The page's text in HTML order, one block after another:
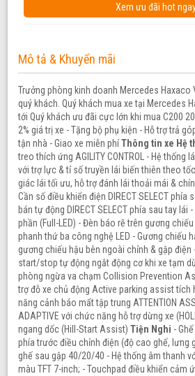
Xem ưu đãi hot
Mô tả & Khuyến mãi
Trưởng phòng kinh doanh Mercedes Haxaco
quý khách. Quý khách mua xe tại Mercedes
tới Quý khách ưu đãi cực lớn khi mua C200
2% giá trị xe - Tặng bộ phụ kiện - Hỗ trợ trả
tận nhà - Giao xe miễn phíThông tin xe Hệ
treo thích ứng AGILITY CONTROL - Hệ thống
với trợ lực & tỉ số truyền lái biến thiên theo
giác lái tối ưu, hỗ trợ đánh lái thoải mái &
Cần số điều khiển điện DIRECT SELECT phía
bán tự động DIRECT SELECT phía sau tay lái
phần (Full-LED) - Đèn báo rẽ trên gương
phanh thứ ba công nghệ LED - Gương chiếu
gương chiếu hậu bên ngoài chỉnh & gập điện
start/stop tự động ngắt động cơ khi xe tạm
phòng ngừa va chạm Collision Prevention
trợ đỗ xe chủ động Active parking assist tích
năng cảnh báo mất tập trung ATTENTION
ADAPTIVE với chức năng hỗ trợ dừng xe
ngang dốc (Hill-Start Assist)Tiện Nghi -
phía trước điều chỉnh điện (độ cao ghế, lưng
ghế sau gập 40/20/40 - Hệ thống âm thanh
màu TFT 7-inch; - Touchpad điều khiển cảm